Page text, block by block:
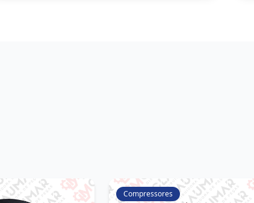
Compressores